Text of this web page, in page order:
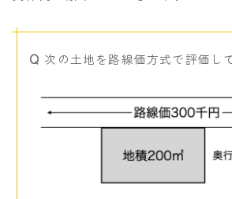
次の土地を路線価方式で評価し